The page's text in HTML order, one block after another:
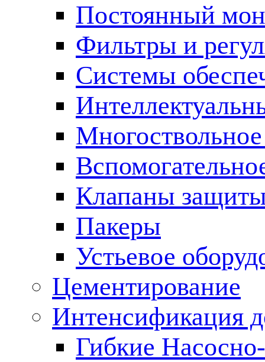
Постоянный
Фильтры и
Cистемы
Клапаны
Пакеры
Устьевое
Цементирование
Интенсификация
Гибкие